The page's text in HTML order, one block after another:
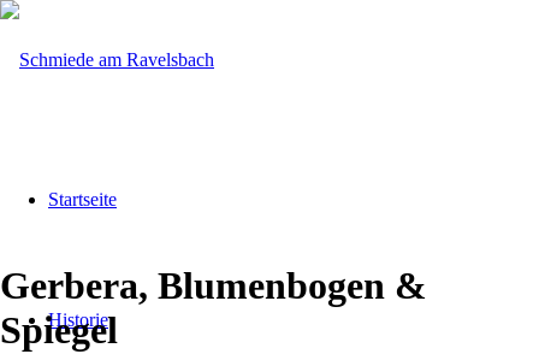
Startseite
Historie
Gerbera, Blumenbogen &
Spiegel